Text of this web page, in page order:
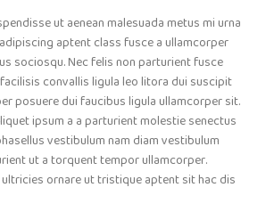
ut aenean malesuada metus mi urna
aptent class fusce a ullamcorper
sociosqu. Nec felis non parturient fusce
convallis ligula leo litora dui suscipit
posuere dui faucibus ligula ullamcorper sit.
ipsum a a parturient molestie senectus
vestibulum nam diam vestibulum
ut a torquent tempor ullamcorper.
ornare ut tristique aptent sit hac dis